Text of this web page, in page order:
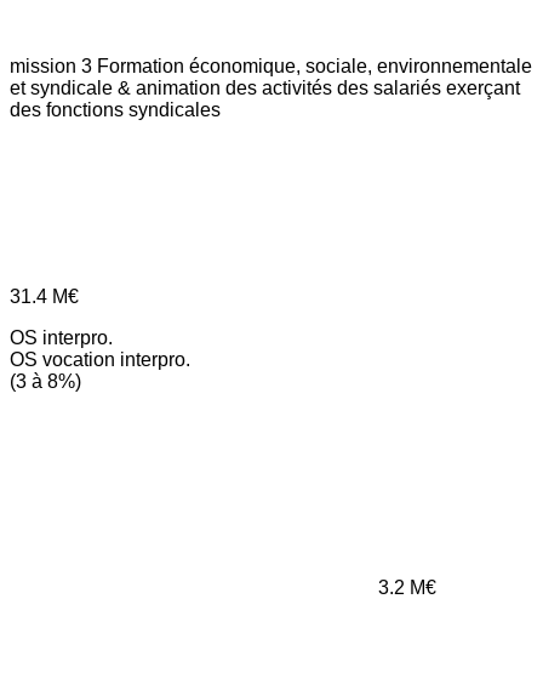
mission 3 Formation économique, sociale, environnementale
et syndicale & animation des activités des salariés exerçant
des fonctions syndicales
31.4 M€
OS interpro.
OS vocation interpro.
(3 à 8%)
3.2 M€